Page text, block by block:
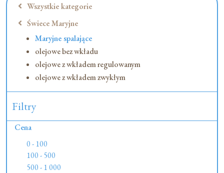
Wszystkie kategorie
Świece Maryjne
Maryjne spalające
olejowe bez wkładu
olejowe z wkładem regulowanym
olejowe z wkładem zwykłym
Filtry
Cena
0 - 100
100 - 500
500 - 1 000